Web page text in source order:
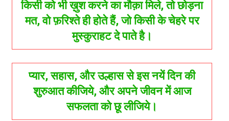
किसी को भी ख़ुश करने का मौक़ा मिले, तो छोड़ना
मत, वो फ़रिश्ते ही होते हैं, जो किसी के चेहरे पर
मुस्कुराहट दे पाते है।
प्यार, सहास, और उल्हास से इस नयें दिन की
शुरुआत कीजिये, और अपने जीवन में आज
सफलता को छू लीजिये।